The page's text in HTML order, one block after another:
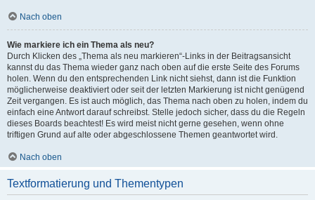
Nach oben
Wie markiere ich ein Thema als neu?
Durch Klicken des „Thema als neu markieren“-Links in der Beitragsansicht
kannst du das Thema wieder ganz nach oben auf die erste Seite des Forums
holen. Wenn du den entsprechenden Link nicht siehst, dann ist die Funktion
möglicherweise deaktiviert oder seit der letzten Markierung ist nicht genügend
Zeit vergangen. Es ist auch möglich, das Thema nach oben zu holen, indem du
einfach eine Antwort darauf schreibst. Stelle jedoch sicher, dass du die Regeln
dieses Boards beachtest! Es wird meist nicht gerne gesehen, wenn ohne
triftigen Grund auf alte oder abgeschlossene Themen geantwortet wird.
Nach oben
Textformatierung und Thementypen